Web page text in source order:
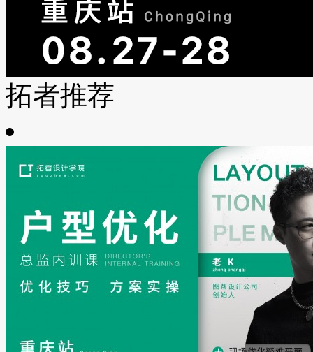
拓者推荐